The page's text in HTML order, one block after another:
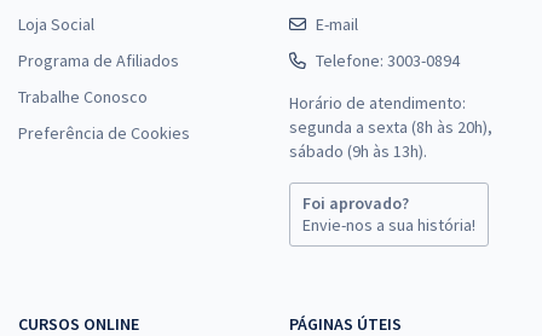
Loja Social
Programa de Afiliados
Trabalhe Conosco
Preferência de Cookies
E-mail
Telefone: 3003-0894
Horário de atendimento:
segunda a sexta (8h às 20h),
sábado (9h às 13h).
Foi aprovado?
Envie-nos a sua história!
CURSOS ONLINE
PÁGINAS ÚTEIS